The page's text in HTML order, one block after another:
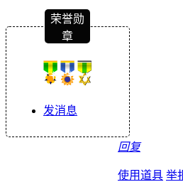
荣誉勋
章
发消息
回复
使用道具 举